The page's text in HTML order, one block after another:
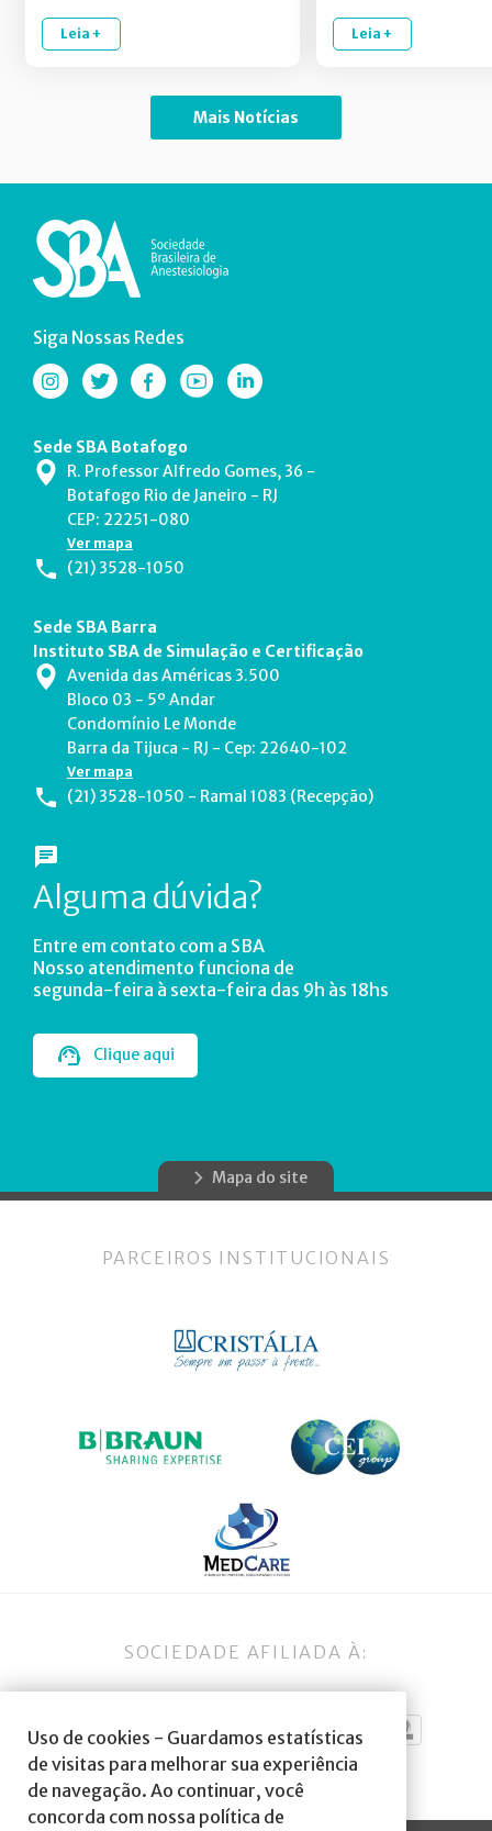
Uso de cookies - Guardamos estatísticas
de visitas para melhorar sua experiência
de navegação. Ao continuar, você
concorda com nossa política de
Leia + Leia +
Mais Notícias
Siga Nossas Redes
Sede SBA Botafogo
R. Professor Alfredo Gomes, 36 -
Botafogo Rio de Janeiro - RJ
CEP: 22251-080
Ver mapa
(21) 3528-1050
Sede SBA Barra
Instituto SBA de Simulação e Certificação
Avenida das Américas 3.500
Bloco 03 - 5º Andar
Condomínio Le Monde
Barra da Tijuca - RJ - Cep: 22640-102
Ver mapa
(21) 3528-1050 - Ramal 1083 (Recepção)
Alguma dúvida?
Entre em contato com a SBA
Nosso atendimento funciona de
segunda-feira à sexta-feira das 9h às 18hs
Clique aqui
Mapa do site
PARCEIROS INSTITUCIONAIS
SOCIEDADE AFILIADA À: